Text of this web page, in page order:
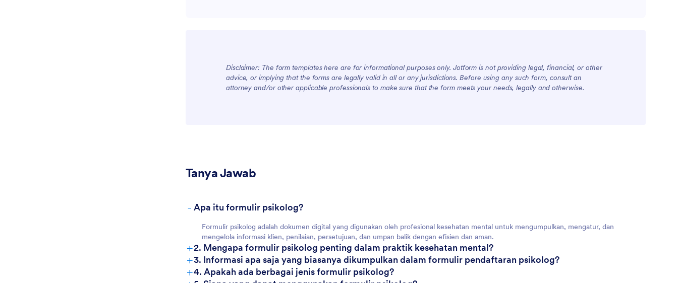
Disclaimer: The form templates here are for informational purposes only. Jotform is not providing legal, financial, or other
advice, or implying that the forms are legally valid in all or any jurisdictions. Before using any such form, consult an
attorney and/or other applicable professionals to make sure that the form meets your needs, legally and otherwise.
Tanya Jawab
- Apa itu formulir psikolog?
Formulir psikolog adalah dokumen digital yang digunakan oleh profesional kesehatan mental untuk mengumpulkan, mengatur, dan
mengelola informasi klien, penilaian, persetujuan, dan umpan balik dengan efisien dan aman.
+2. Mengapa formulir psikolog penting dalam praktik kesehatan mental?
+3. Informasi apa saja yang biasanya dikumpulkan dalam formulir pendaftaran psikolog?
+4. Apakah ada berbagai jenis formulir psikolog?